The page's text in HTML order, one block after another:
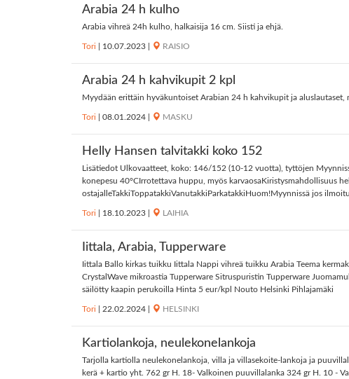
Arabia 24 h kulho
Arabia vihreä 24h kulho, halkaisija 16 cm. Siisti ja ehjä.
Tori 10.07.2023 RAISIO
Arabia 24 h kahvikupit 2 kpl
Myydään erittäin hyväkuntoiset Arabian 24 h kahvikupit ja aluslautaset,
Tori 08.01.2024 MASKU
Helly Hansen talvitakki koko 152
Lisätiedot Ulkovaatteet, koko: 146/152 (10-12 vuotta), tyttöjen
konepesu 40°CIrrotettava huppu, myös karvaosaKiristysmahdollisuus
ostajalleTakkiToppatakkiVanutakkiParkatakkiHuom!Myynnissä jos
Tori 18.10.2023 LAIHIA
Iittala, Arabia, Tupperware
Iittala Ballo kirkas tuikku Iittala Nappi vihreä tuikku Arabia Teema
CrystalWave mikroastia Tupperware Sitruspuristin Tupperware
säilötty kaapin perukoilla Hinta 5 eur/kpl Nouto Helsinki Pihlajamäki
Tori 22.02.2024 HELSINKI
Kartiolankoja, neulekonelankoja
Tarjolla kartiolla neulekonelankoja, villa ja villasekoite-lankoja ja
kerä + kartio yht. 762 gr H. 18- Valkoinen puuvillalanka 324 gr H. 10 -